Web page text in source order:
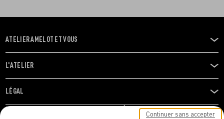
OUVRIR
LE
MENU
ATELIER AMELOT ET VOUS
OUVRIR
LE
MENU
L'ATELIER
OUVRIR
LE
LÉGAL
RESTONS EN CONTACT ! ABONNEZ-VOUS À NOTRE
Continuer sans accepter